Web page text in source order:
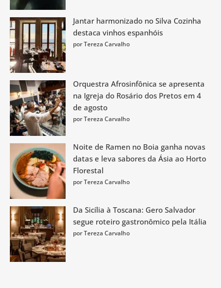
Jantar harmonizado no Silva Cozinha
destaca vinhos espanhóis
por Tereza Carvalho
Orquestra Afrosinfônica se apresenta
na Igreja do Rosário dos Pretos em 4
de agosto
por Tereza Carvalho
Noite de Ramen no Boia ganha novas
datas e leva sabores da Ásia ao Horto
Florestal
por Tereza Carvalho
Da Sicília à Toscana: Gero Salvador
segue roteiro gastronômico pela Itália
por Tereza Carvalho